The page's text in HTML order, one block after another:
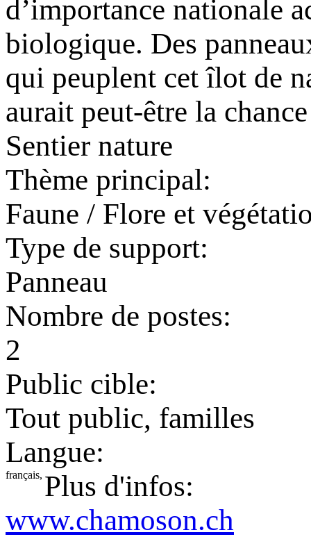
d’importance nationale
biologique. Des
qui peuplent cet îlot de
aurait peut-être la
Sentier nature
Thème principal:
Faune / Flore et
Type de support:
Panneau
Nombre de postes:
2
Public cible:
Tout public, familles
Langue:
français, Plus d'infos:
www.chamoson.ch